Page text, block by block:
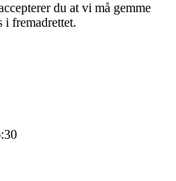
du at vi må gemme
i fremadrettet.